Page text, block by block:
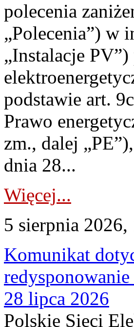
polecenia
„Polecenia”) w
„Instalacje
podstawie art.
Prawo
zm., dalej
dnia 28...
Więcej...
5 sierpnia 2026,
Komunikat
28 lipca 2026
Polskie Sieci